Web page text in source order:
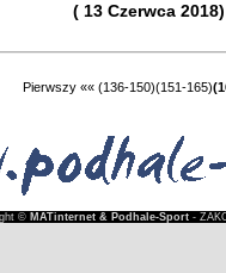
( 13 Czerwca 2018)
Pierwszy «« (136-150)(151-165)
© MATinternet & Podhale-Sport-